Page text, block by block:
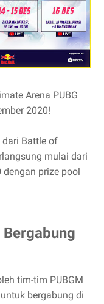
Arena PUBG
2020!
dari Battle of
mulai dari
prize pool
tim-tim PUBGM
bergabung di